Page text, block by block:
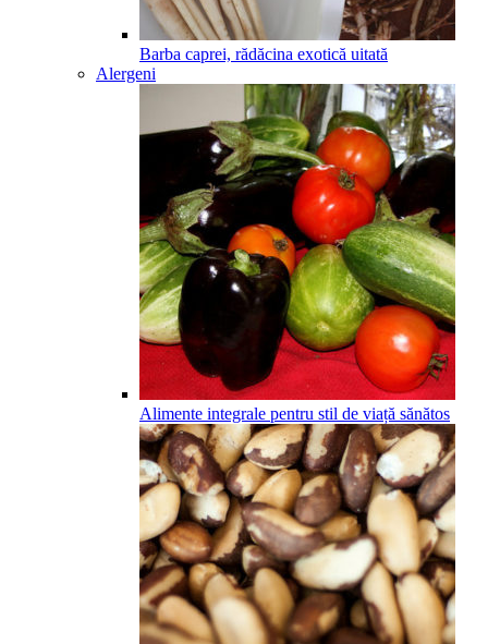
Barba caprei, rădăcina exotică uitată
Alergeni
Alimente integrale pentru stil de viață sănătos